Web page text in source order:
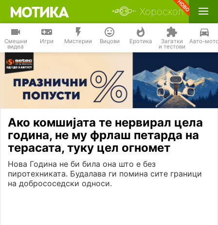
Хороскоп
Смешни
видеа
Игри Мистерии Вицови Еротика Загатки
и тестови
Авто-
Ако комшијата те нервирал цела
година, не му фрлаш петарда на
терасата, туку цел огномет
Нова Година не би била она што е без
пиротехниката. Будалава ги помина сите граници
на добрососедски односи.